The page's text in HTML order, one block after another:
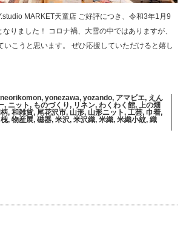
MARKET天童店 ご好評につき、令和3年1月9
りました！ コロナ禍、大雪の中ではありますが、
いこうと思います。 ぜひ応援していただけると嬉し
, yonezawa, yozando, アマビエ, えん
, ニット, ものづくり, リネン, わくわく館, 上の畑
, 和雑貨, 尾花沢市, 山形, 山形ニット, 工芸, 巾着,
槐, 物産展, 磁器, 米沢, 米沢織, 米織, 米織小紋, 織